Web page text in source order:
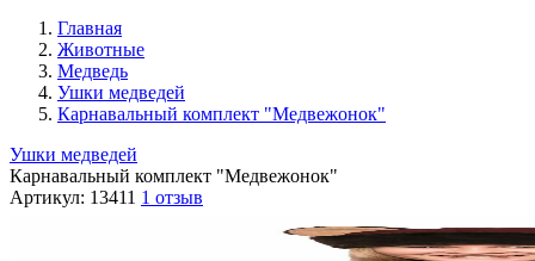
Главная
Животные
Медведь
Ушки медведей
Карнавальный комплект "Медвежонок"
Ушки медведей
Карнавальный комплект "Медвежонок"
Артикул: 13411 1 отзыв